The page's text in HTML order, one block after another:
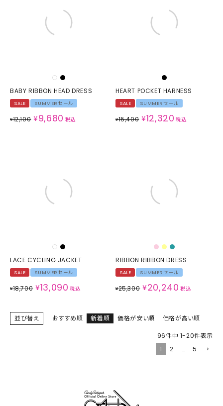
BABY RIBBON HEAD DRESS
SALE SUMMERセール
¥12,100 ¥9,680 税込
HEART POCKET HARNESS
SALE SUMMERセール
¥15,400 ¥12,320 税込
LACE CYCLING JACKET
SALE SUMMERセール
¥18,700 ¥13,090 税込
RIBBON RIBBON DRESS
SALE SUMMERセール
¥25,300 ¥20,240 税込
並び替え おすすめ順 新着順 価格が安い順 価格が高い順
96件中 1-20件表示
1
2 … 5